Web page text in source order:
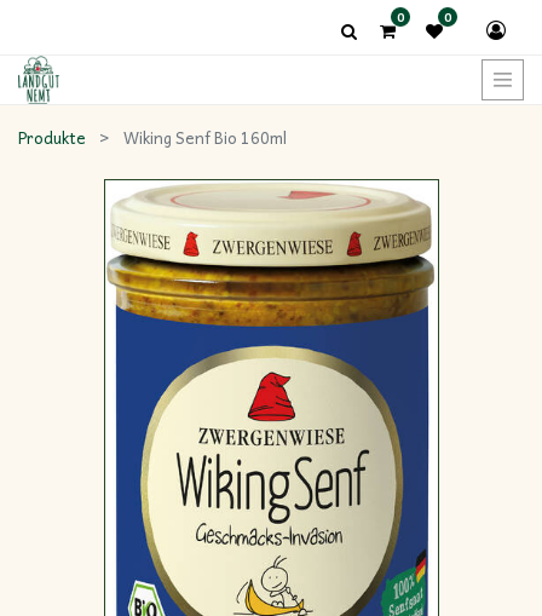
0 0
Produkte Wiking Senf Bio 160ml